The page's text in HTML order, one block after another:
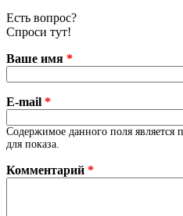
Есть вопрос?
Спроси тут!
Ваше имя *
E-mail *
Содержимое данного поля является
для показа.
Комментарий *